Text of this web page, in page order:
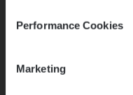
Performance Cookies
Marketing
Antwerpen